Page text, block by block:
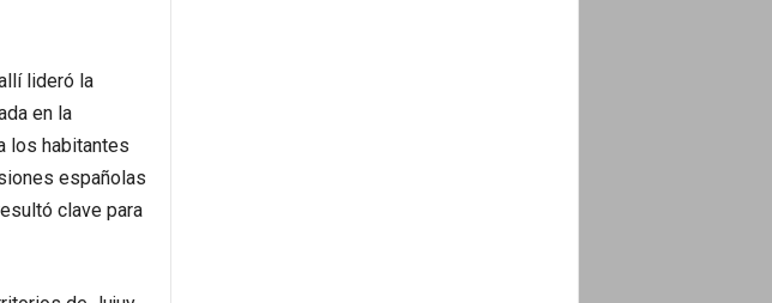
lideró la
en la
los habitantes
españolas
clave para